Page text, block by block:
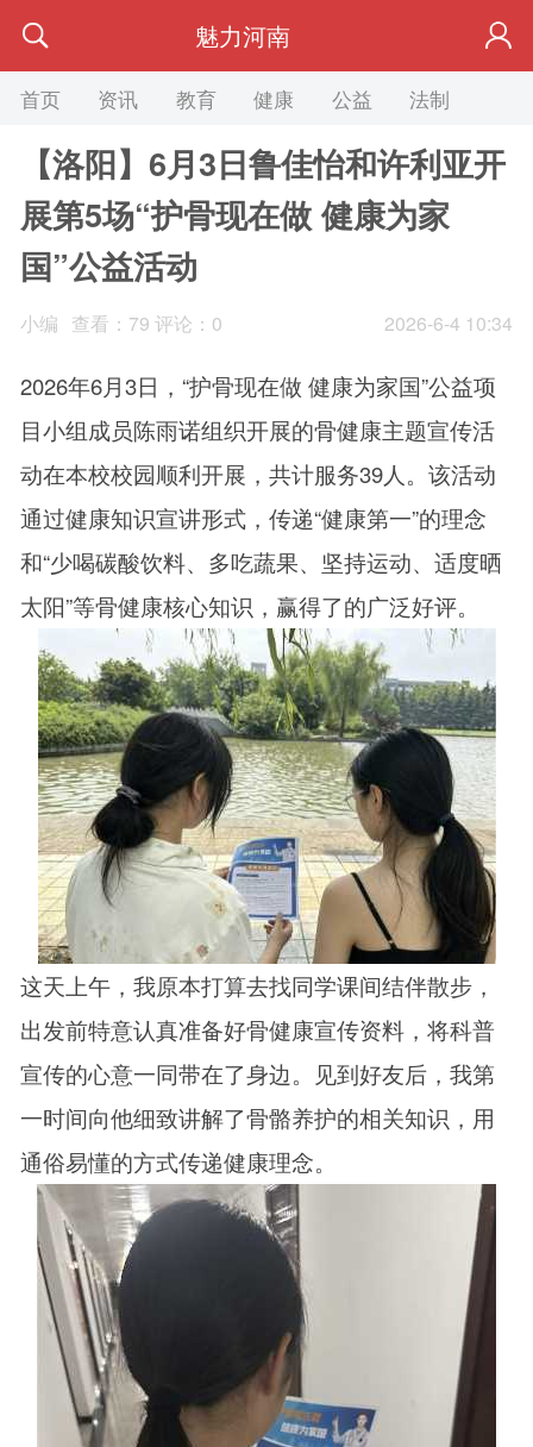
魅力河南
首页 资讯 教育 健康 公益 法制
【洛阳】6月3日鲁佳怡和许利亚开
展第5场“护骨现在做 健康为家
国”公益活动
2026-6-4 10:34
小编 查看： 79 评论：0
2026年6月3日，“护骨现在做 健康为家国”公益项
目小组成员陈雨诺组织开展的骨健康主题宣传活
动在本校校园顺利开展，共计服务39人。该活动
通过健康知识宣讲形式，传递“健康第一”的理念
和“少喝碳酸饮料、多吃蔬果、坚持运动、适度晒
太阳”等骨健康核心知识，赢得了的广泛好评。
这天上午，我原本打算去找同学课间结伴散步，
出发前特意认真准备好骨健康宣传资料，将科普
宣传的心意一同带在了身边。见到好友后，我第
一时间向他细致讲解了骨骼养护的相关知识，用
通俗易懂的方式传递健康理念。